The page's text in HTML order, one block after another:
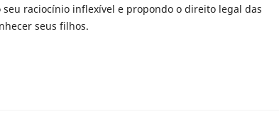
raciocínio inflexível e propondo o direito legal das
seus filhos.